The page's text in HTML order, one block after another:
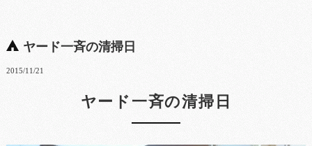
ヤード一斉の清掃日
2015/11/21
ヤード一斉の清掃日